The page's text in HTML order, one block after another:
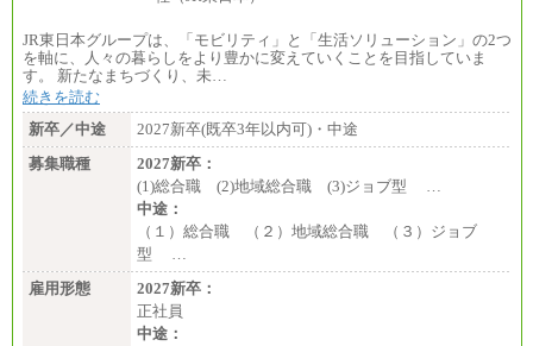
JR東日本グループは、「モビリティ」と「生活ソリューション」の2つ
を軸に、人々の暮らしをより豊かに変えていくことを目指していま
す。 新たなまちづくり、未…
続きを読む
新卒／中途
2027新卒(既卒3年以内可)・中途
募集職種
2027新卒：
(1)総合職 (2)地域総合職 (3)ジョブ型 …
中途：
（１）総合職 （２）地域総合職 （３）ジョブ
型 …
雇用形態
2027新卒：
正社員
中途：